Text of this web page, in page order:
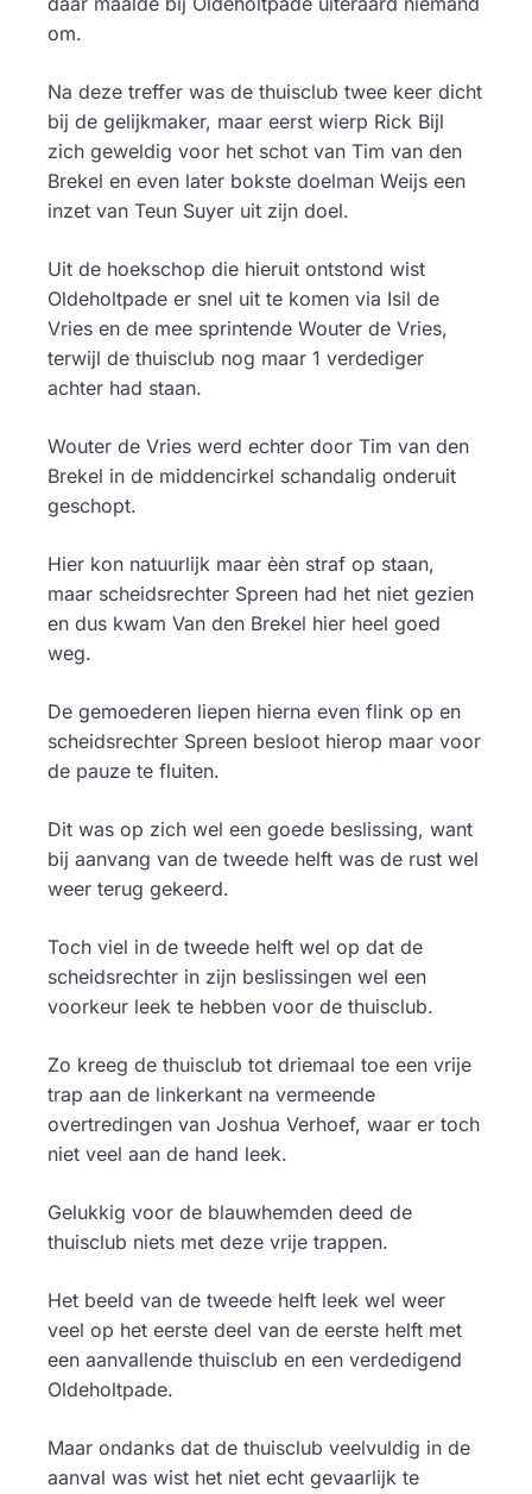
om.
Na deze treffer was de thuisclub twee keer dicht
bij de gelijkmaker, maar eerst wierp Rick Bijl
zich geweldig voor het schot van Tim van den
Brekel en even later bokste doelman Weijs een
inzet van Teun Suyer uit zijn doel.
Uit de hoekschop die hieruit ontstond wist
Oldeholtpade er snel uit te komen via Isil de
Vries en de mee sprintende Wouter de Vries,
terwijl de thuisclub nog maar 1 verdediger
achter had staan.
Wouter de Vries werd echter door Tim van den
Brekel in de middencirkel schandalig onderuit
geschopt.
Hier kon natuurlijk maar èèn straf op staan,
maar scheidsrechter Spreen had het niet gezien
en dus kwam Van den Brekel hier heel goed
weg.
De gemoederen liepen hierna even flink op en
scheidsrechter Spreen besloot hierop maar voor
de pauze te fluiten.
Dit was op zich wel een goede beslissing, want
bij aanvang van de tweede helft was de rust wel
weer terug gekeerd.
Toch viel in de tweede helft wel op dat de
scheidsrechter in zijn beslissingen wel een
voorkeur leek te hebben voor de thuisclub.
Zo kreeg de thuisclub tot driemaal toe een vrije
trap aan de linkerkant na vermeende
overtredingen van Joshua Verhoef, waar er toch
niet veel aan de hand leek.
Gelukkig voor de blauwhemden deed de
thuisclub niets met deze vrije trappen.
Het beeld van de tweede helft leek wel weer
veel op het eerste deel van de eerste helft met
een aanvallende thuisclub en een verdedigend
Oldeholtpade.
Maar ondanks dat de thuisclub veelvuldig in de
aanval was wist het niet echt gevaarlijk te